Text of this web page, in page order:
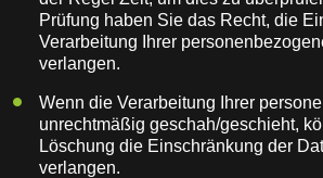
Prüfung haben Sie das Recht, die
Verarbeitung Ihrer
verlangen.
Wenn die Verarbeitung Ihrer
unrechtmäßig geschah/geschieht,
Löschung die Einschränkung der
verlangen.